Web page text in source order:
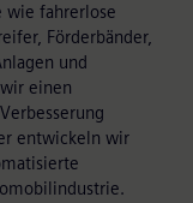
wie fahrerlose
Förderbänder,
und
einen
entwickeln wir